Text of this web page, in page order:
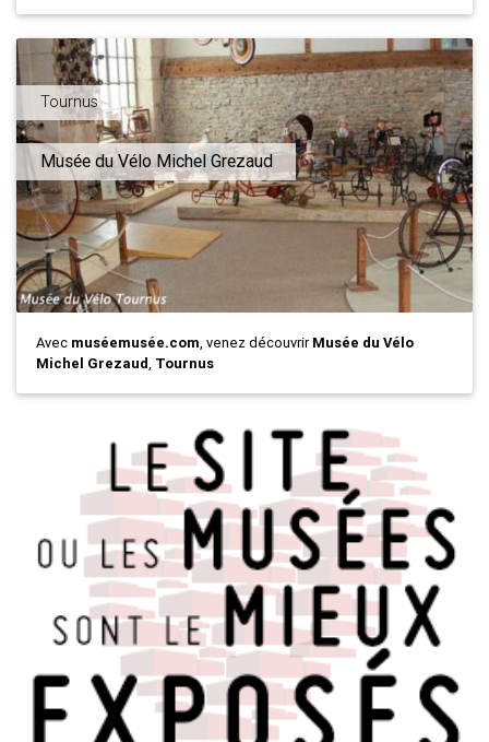
Tournus
Musée du Vélo Michel Grezaud
Avec muséemusée.com, venez découvrirMusée du Vélo
Michel Grezaud, Tournus